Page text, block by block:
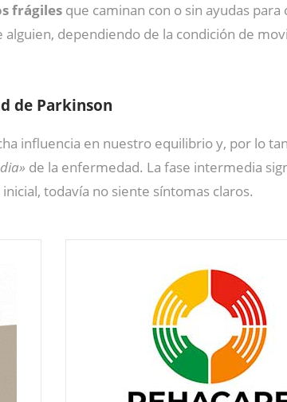
frágiles que caminan con o sin ayudas
dependiendo de la condición de
de Parkinson
influencia en nuestro equilibrio y, por lo
de la enfermedad. La fase intermedia
todavía no siente síntomas claros.